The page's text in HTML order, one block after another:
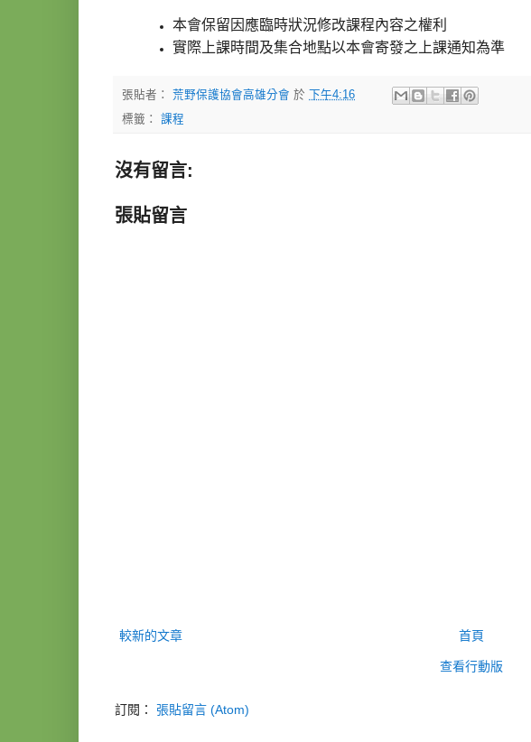
本會保留因應臨時狀況修改課程內容之權利
實際上課時間及集合地點以本會寄發之上課通知為準
張貼者： 荒野保護協會高雄分會 於 下午4:16
標籤： 課程
沒有留言:
張貼留言
較新的文章 首頁
查看行動版
訂閱： 張貼留言 (Atom)